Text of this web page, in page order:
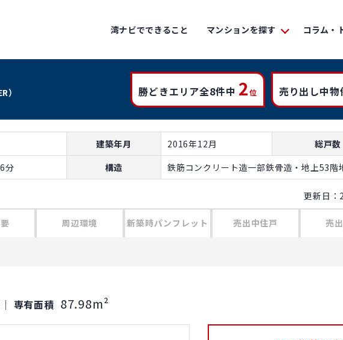
湾ナビでできること マンションを探す コラム・
） 勝どきエリア全8件中 2位 売り出し中物
建築年月 2016年12月 総戸数
分 構造 鉄筋コンクリート造一部鉄骨造・地上53階
更新日
周辺環境 新築時パンフレット 売出中住戸 売
｜ 専有面積 87.98m²